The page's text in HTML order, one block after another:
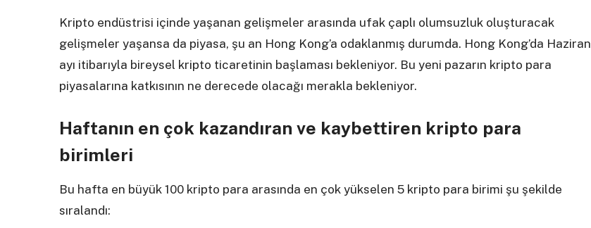
Kripto endüstrisi içinde yaşanan gelişmeler arasında ufak çaplı olumsuzluk oluşturacak
gelişmeler yaşansa da piyasa, şu an Hong Kong’a odaklanmış durumda. Hong Kong’da Haziran
ayı itibarıyla bireysel kripto ticaretinin başlaması bekleniyor. Bu yeni pazarın kripto para
piyasalarına katkısının ne derecede olacağı merakla bekleniyor.
Haftanın en çok kazandıran ve kaybettiren kripto para
birimleri
Bu hafta en büyük 100 kripto para arasında en çok yükselen 5 kripto para birimi şu şekilde
sıralandı: